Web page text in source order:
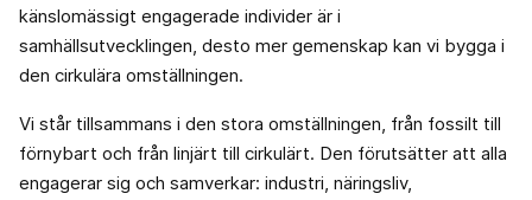
känslomässigt engagerade individer är i
samhällsutvecklingen, desto mer gemenskap kan vi bygga i
den cirkulära omställningen.
Vi står tillsammans i den stora omställningen, från fossilt till
förnybart och från linjärt till cirkulärt. Den förutsätter att alla
engagerar sig och samverkar: industri, näringsliv,